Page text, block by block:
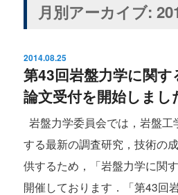
月別アーカイブ:
2014.08.25
第43回岩盤力学に関
論文受付を開始しまし
岩盤力学委員会では，岩盤工
する最新の調査研究，技術の
供するため，「岩盤力学に関
開催しております．「第43回